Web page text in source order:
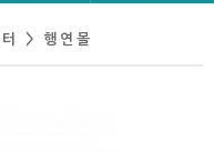
> 행연몰